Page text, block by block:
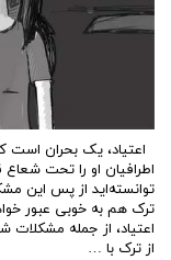
اعتیاد، یک بحران
اطرافیان او را تحت شعاع
توانسته‌اید از پس این
ترک هم به خوبی عبور
اعتیاد، از جمله
از ترک با …